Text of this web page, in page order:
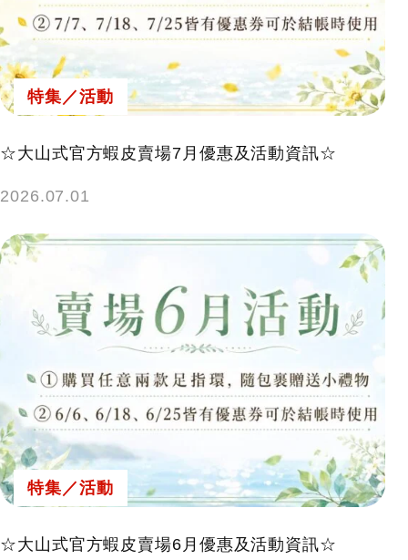
特集／活動
☆大山式官方蝦皮賣場7月優惠及活動資訊☆
2026.07.01
特集／活動
☆大山式官方蝦皮賣場6月優惠及活動資訊☆